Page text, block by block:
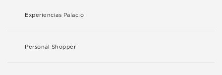
Experiencias Palacio
Personal Shopper